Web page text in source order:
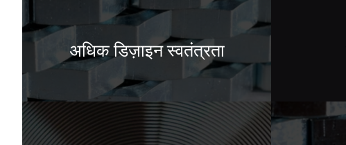
अधिक डिज़ाइन स्वतंत्रता